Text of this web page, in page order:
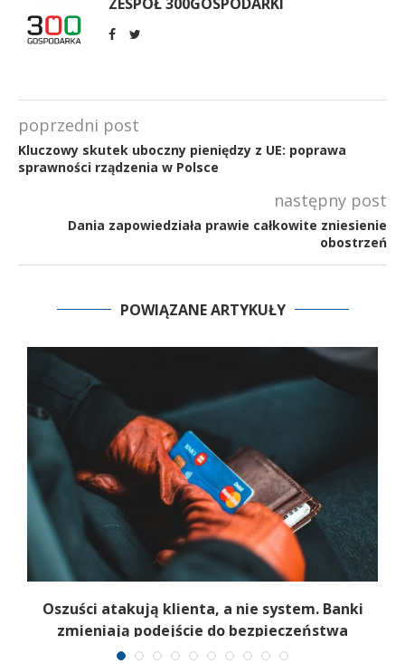
poprzedni post
Kluczowy skutek uboczny pieniędzy z UE: poprawa
sprawności rządzenia w Polsce
następny post
Dania zapowiedziała prawie całkowite zniesienie
obostrzeń
POWIĄZANE ARTYKUŁY
Oszuści atakują klienta, a nie system. Banki
zmieniają podejście do bezpieczeństwa